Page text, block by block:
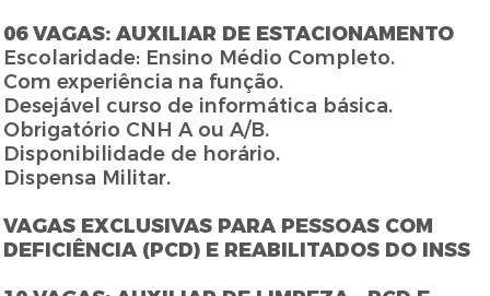
06 VAGAS: AUXILIAR DE ESTACIONAMENTO
Escolaridade: Ensino Médio Completo.
Com experiência na função.
Desejável curso de informática básica.
Obrigatório CNH A ou A/B.
Disponibilidade de horário.
Dispensa Militar.
VAGAS EXCLUSIVAS PARA PESSOAS COM
DEFICIÊNCIA (PCD) E REABILITADOS DO INSS